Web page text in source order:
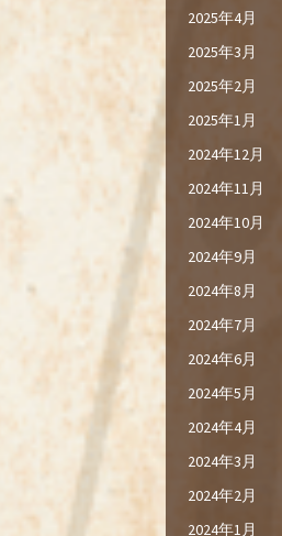
2025年4月
2025年3月
2025年2月
2025年1月
2024年12月
2024年11月
2024年10月
2024年9月
2024年8月
2024年7月
2024年6月
2024年5月
2024年4月
2024年3月
2024年2月
2024年1月